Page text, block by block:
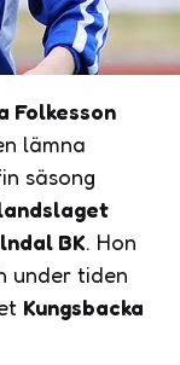
Folkesson
lämna
säsong
BK. Hon
under tiden
Kungsbacka